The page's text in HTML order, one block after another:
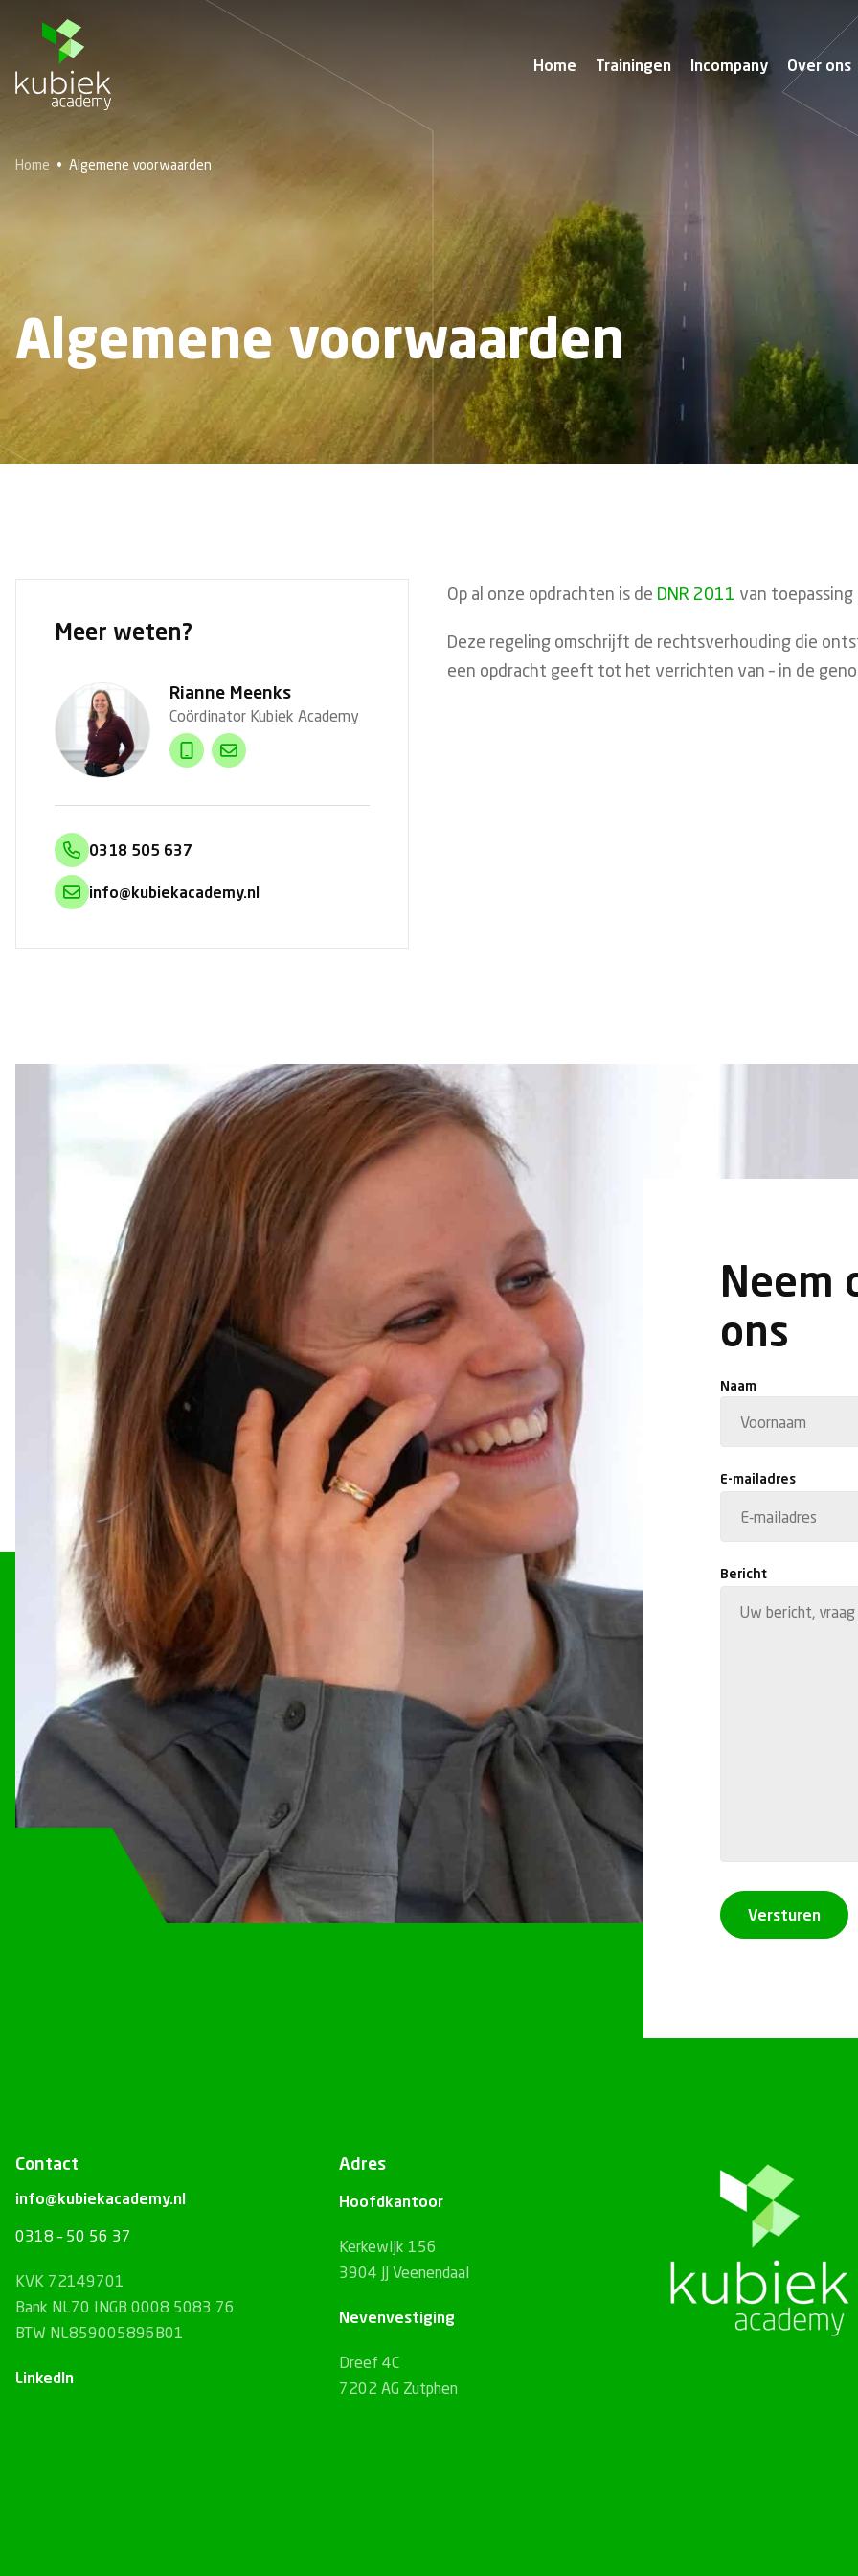
Home Trainingen Incompany Over ons
Over Kubiek
Home • Algemene voorwaarden
Algemene voorwaarden
Meer weten?
Rianne Meenks
Coördinator Kubiek Academy
0318 505 637
info@kubiekacademy.nl
Op al onze opdrachten is de DNR 2011 van
Deze regeling omschrijft de rechtsverhouding die
een opdracht geeft tot het verrichten van – in de
Neem
ons
Naam
E-mailadres
Bericht
Versturen
Contact
info@kubiekacademy.nl
0318 – 50 56 37
KVK 72149701
Bank NL70 INGB 0008 5083 76
BTW NL859005896B01
LinkedIn
Adres
Hoofdkantoor
Kerkewijk 156
3904 JJ Veenendaal
Nevenvestiging
Dreef 4C
7202 AG Zutphen